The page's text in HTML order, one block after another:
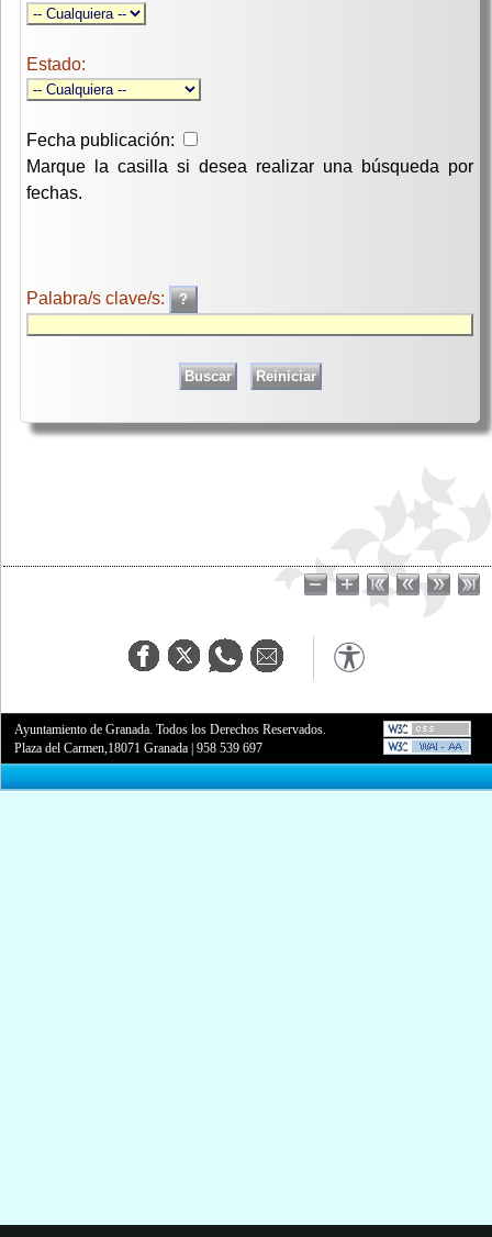
Estado:
Fecha publicación:
Marque la casilla si desea realizar una búsqueda por
fechas.
Palabra/s clave/s:
Ayuntamiento de Granada. Todos los Derechos Reservados.
Plaza del Carmen,18071 Granada |958 539 697